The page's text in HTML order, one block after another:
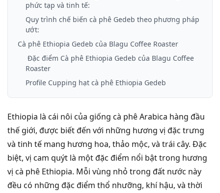
phức tạp và tinh tế:
Quy trình chế biến cà phê Gedeb theo phương pháp
ướt:
Cà phê Ethiopia Gedeb của Blagu Coffee Roaster
Đặc điểm Cà phê Ethiopia Gedeb của Blagu Coffee
Roaster
Profile Cupping hạt cà phê Ethiopia Gedeb
Ethiopia là cái nôi của giống cà phê Arabica hàng đầu
thế giới, được biết đến với những hương vị đặc trưng
và tinh tế mang hương hoa, thảo mộc, và trái cây. Đặc
biệt, vị cam quýt là một đặc điểm nổi bật trong hương
vị cà phê Ethiopia. Mỗi vùng nhỏ trong đất nước này
đều có những đặc điểm thổ nhưỡng, khí hậu, và thời